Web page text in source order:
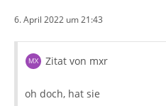
6. April 2022 um 21:43
Zitat von mxr
oh doch, hat sie